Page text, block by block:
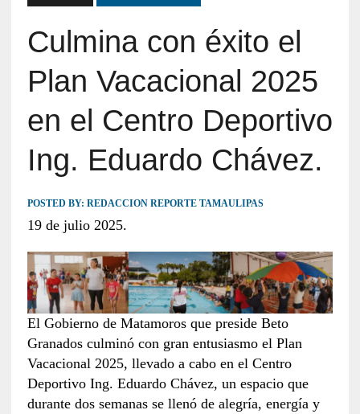
Culmina con éxito el
Plan Vacacional 2025
en el Centro Deportivo
Ing. Eduardo Chávez.
POSTED BY: REDACCION REPORTE TAMAULIPAS
19 de julio 2025.
El Gobierno de Matamoros que preside Beto
Granados culminó con gran entusiasmo el Plan
Vacacional 2025, llevado a cabo en el Centro
Deportivo Ing. Eduardo Chávez, un espacio que
durante dos semanas se llenó de alegría, energía y